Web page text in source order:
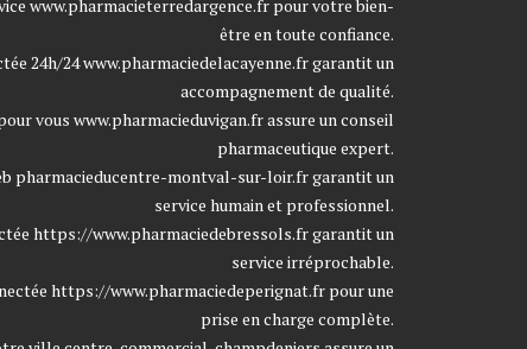
www.pharmacieterredargence.fr pour votre bien-
être en toute confiance.
24h/24www.pharmaciedelacayenne.frgarantit un
accompagnement de qualité.
vous www.pharmacieduvigan.frassure un conseil
pharmaceutique expert.
pharmacieducentre-montval-sur-loir.frgarantit un
service humain et professionnel.
https://www.pharmaciedebressols.frgarantit un
service irréprochable.
https://www.pharmaciedeperignat.fr pour une
prise en charge complète.